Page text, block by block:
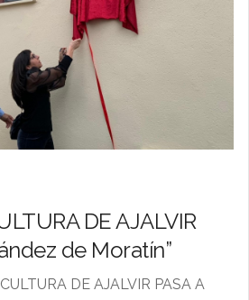
DE AJALVIR
de Moratín”
DE AJALVIR PASA A